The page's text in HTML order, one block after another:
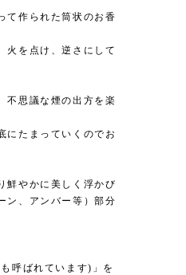
て作られた筒状のお香
火を点け、逆さにして
不思議な煙の出方を楽
にたまっていくのでお
鮮やかに美しく浮かび
ン、アンバー等）部分
呼ばれています)」を